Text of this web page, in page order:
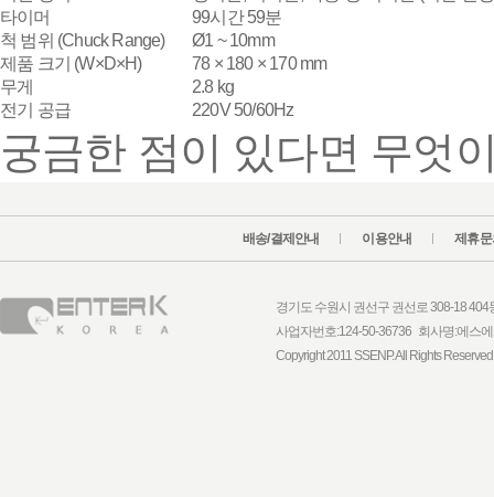
타이머
99시간 59분
척 범위 (Chuck Range)
Ø1 ~ 10mm
제품 크기 (W×D×H)
78 × 180 × 170 mm
무게
2.8 kg
전기 공급
220V 50/60Hz
궁금한 점이 있다면 무엇
배송/결제안내 이용안내 제휴문
경기도 수원시 권선구 권선로 308-18
사업자번호:124-50-36736 회사명:에스
Copyright 2011 SSENP. All Rights Reserved